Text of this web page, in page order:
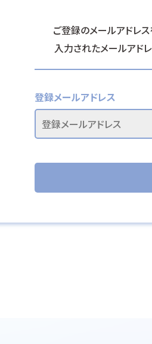
ご登録のメールアドレス
入力されたメールアド
登録メールアドレス